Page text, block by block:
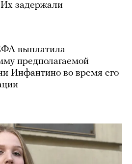
задержали
выплатила
предполагаемой
Инфантино во время его